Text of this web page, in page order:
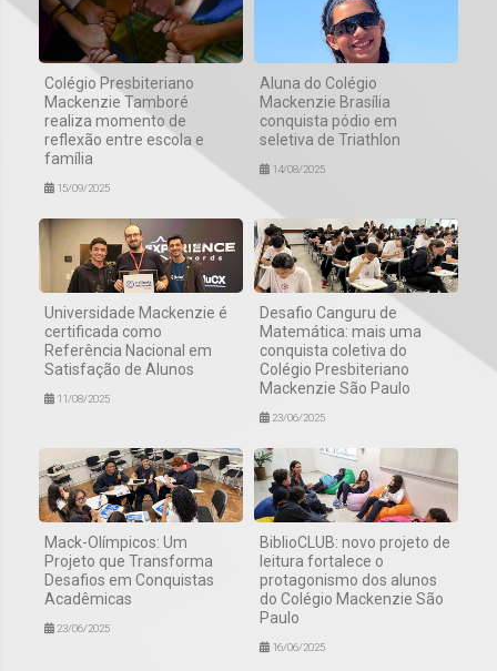
Colégio Presbiteriano
Mackenzie Tamboré
realiza momento de
reflexão entre escola e
família
15/09/2025
Aluna do Colégio
Mackenzie Brasília
conquista pódio em
seletiva de Triathlon
14/08/2025
Universidade Mackenzie é
certificada como
Referência Nacional em
Satisfação de Alunos
11/08/2025
Desafio Canguru de
Matemática: mais uma
conquista coletiva do
Colégio Presbiteriano
Mackenzie São Paulo
23/06/2025
Mack-Olímpicos: Um
Projeto que Transforma
Desafios em Conquistas
Acadêmicas
23/06/2025
BiblioCLUB: novo projeto de
leitura fortalece o
protagonismo dos alunos
do Colégio Mackenzie São
Paulo
16/06/2025